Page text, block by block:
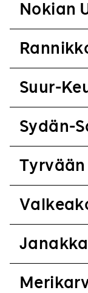
Nokian
Suur-
Sydän-